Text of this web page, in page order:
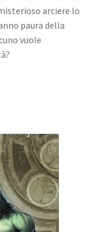
arciere lo
paura della
vuole